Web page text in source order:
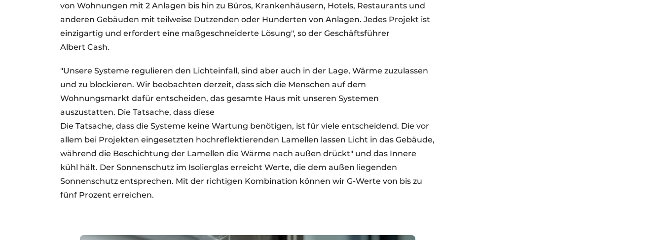
von Wohnungen mit 2 Anlagen bis hin zu Büros, Krankenhäusern, Hotels, Restaurants und
anderen Gebäuden mit teilweise Dutzenden oder Hunderten von Anlagen. Jedes Projekt ist
einzigartig und erfordert eine maßgeschneiderte Lösung", so der Geschäftsführer
Albert Cash.
"Unsere Systeme regulieren den Lichteinfall, sind aber auch in der Lage, Wärme zuzulassen
und zu blockieren. Wir beobachten derzeit, dass sich die Menschen auf dem
Wohnungsmarkt dafür entscheiden, das gesamte Haus mit unseren Systemen
auszustatten. Die Tatsache, dass diese
Die Tatsache, dass die Systeme keine Wartung benötigen, ist für viele entscheidend. Die vor
allem bei Projekten eingesetzten hochreflektierenden Lamellen lassen Licht in das Gebäude,
während die Beschichtung der Lamellen die Wärme nach außen drückt" und das Innere
kühl hält. Der Sonnenschutz im Isolierglas erreicht Werte, die dem außen liegenden
Sonnenschutz entsprechen. Mit der richtigen Kombination können wir G-Werte von bis zu
fünf Prozent erreichen.